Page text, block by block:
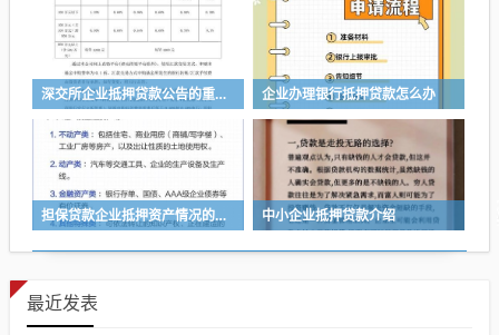
深交所企业抵押贷款公告的重要性与影响 企业办理银行抵押贷款怎么办
担保贷款企业抵押资产情况的重要性与分析 中小企业抵押贷款介绍
最近发表